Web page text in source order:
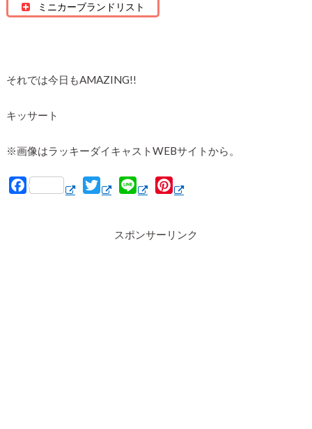
ミニカーブランドリスト
それでは今日もAMAZING!!
キッサート
※画像はラッキーダイキャストWEBサイトから。
F
T
L
e
P
t
スポンサーリンク